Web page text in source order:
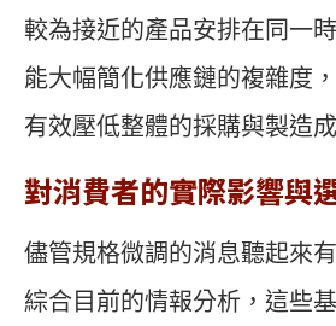
較為接近的產品安排在同一
能大幅簡化供應鏈的複雜度
有效壓低整體的採購與製造
對消費者的實際影響與
儘管規格微調的消息聽起來
綜合目前的情報分析，這些